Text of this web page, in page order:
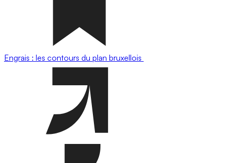
Engrais : les contours du plan bruxellois